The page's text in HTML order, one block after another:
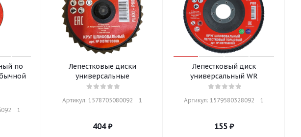
по
1
Лепестковые диски
универсальные
Артикул: 1578705080092    1
404₽
Лепестковый диск
универсальный WR
Артикул: 1579580328092    1
155₽